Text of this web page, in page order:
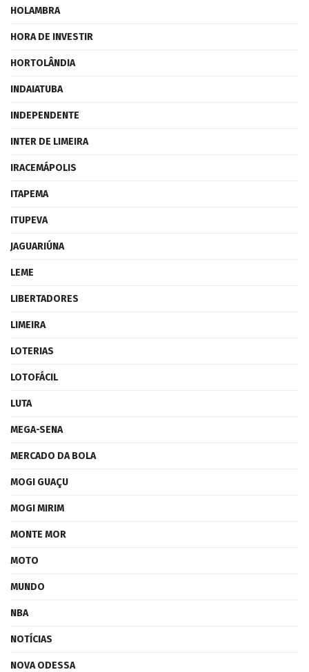
HOLAMBRA
HORA DE INVESTIR
HORTOLÂNDIA
INDAIATUBA
INDEPENDENTE
INTER DE LIMEIRA
IRACEMÁPOLIS
ITAPEMA
ITUPEVA
JAGUARIÚNA
LEME
LIBERTADORES
LIMEIRA
LOTERIAS
LOTOFÁCIL
LUTA
MEGA-SENA
MERCADO DA BOLA
MOGI GUAÇU
MOGI MIRIM
MONTE MOR
MOTO
MUNDO
NBA
NOTÍCIAS
NOVA ODESSA